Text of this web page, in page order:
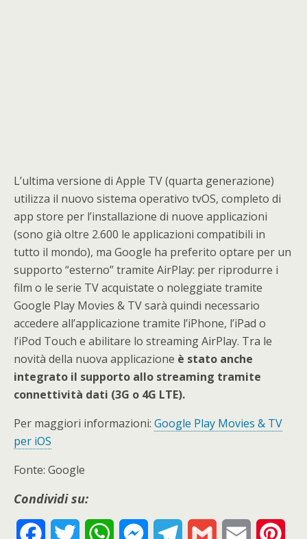
L’ultima versione di Apple TV (quarta generazione)
utilizza il nuovo sistema operativo tvOS, completo di
app store per l’installazione di nuove applicazioni
(sono già oltre 2.600 le applicazioni compatibili in
tutto il mondo), ma Google ha preferito optare per un
supporto “esterno” tramite AirPlay: per riprodurre i
film o le serie TV acquistate o noleggiate tramite
Google Play Movies & TV sarà quindi necessario
accedere all’applicazione tramite l’iPhone, l’iPad o
l’iPod Touch e abilitare lo streaming AirPlay. Tra le
novità della nuova applicazione è stato anche
integrato il supporto allo streaming tramite
connettività dati (3G o 4G LTE).
Per maggiori informazioni: Google Play Movies & TV
per iOS
Fonte: Google
Condividi su:
W M